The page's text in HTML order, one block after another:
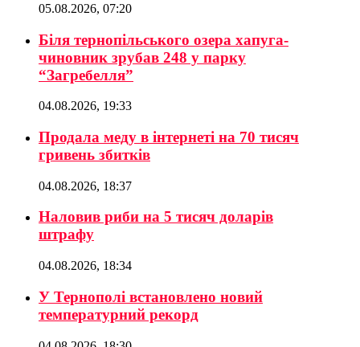
05.08.2026, 07:20
Біля тернопільського озера хапуга-
чиновник зрубав 248 у парку
“Загребелля”
04.08.2026, 19:33
Продала меду в інтернеті на 70 тисяч
гривень збитків
04.08.2026, 18:37
Наловив риби на 5 тисяч доларів
штрафу
04.08.2026, 18:34
У Тернополі встановлено новий
температурний рекорд